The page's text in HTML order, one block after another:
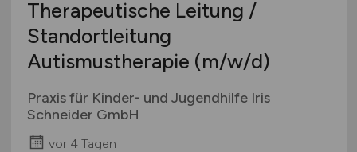
Therapeutische Leitung /
Standortleitung
Autismustherapie (m/w/d)
Praxis für Kinder- und Jugendhilfe Iris
Schneider GmbH
vor 4 Tagen